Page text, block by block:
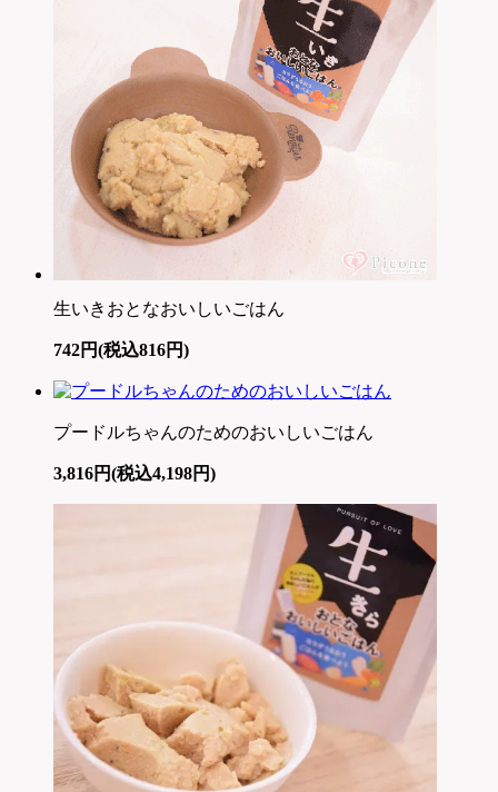
生いきおとなおいしいごはん
742円(税込816円)
プードルちゃんのためのおいしいごはん
3,816円(税込4,198円)